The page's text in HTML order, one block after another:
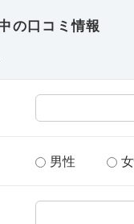
の口コミ情報
男性